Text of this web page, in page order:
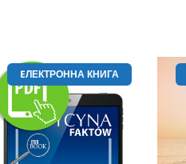
EЛЕКТРОННА КНИГА